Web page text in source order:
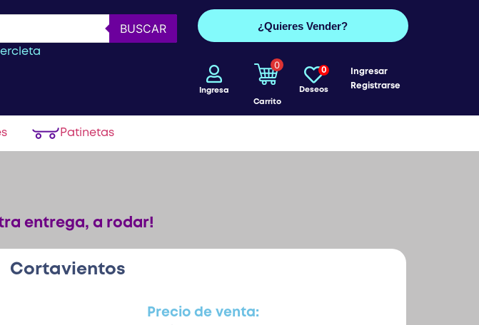
BUSCAR ¿Quieres Vender?
Ingresa
0
Carrito
Deseos
0
Ingresar
Registrarse
Patinetas
entrega, a rodar!
Cortavientos
Precio de venta: